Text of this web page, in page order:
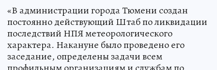
«В администрации города Тюмени создан
постоянно действующий Штаб по ликвидации
последствий НПЯ метеорологического
характера. Накануне было проведено его
заседание, определены задачи всем